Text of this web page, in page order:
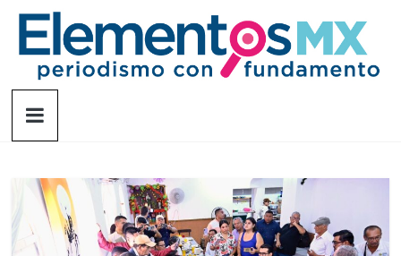
Saltar
contenido
Elementosmx
fundamento